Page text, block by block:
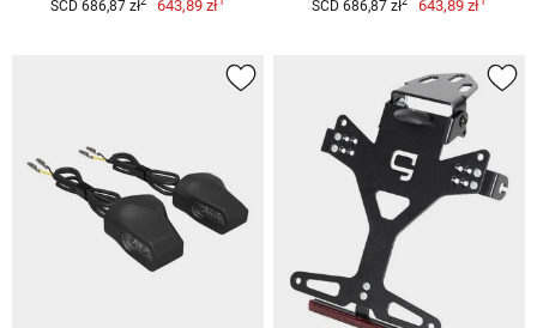
SCD 686,87 zł 643,89 zł SCD 686,87 zł 643,89 zł